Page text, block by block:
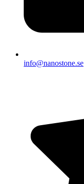
info@nanostone.se